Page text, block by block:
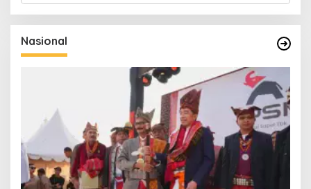
i
u
n
t
Nasional